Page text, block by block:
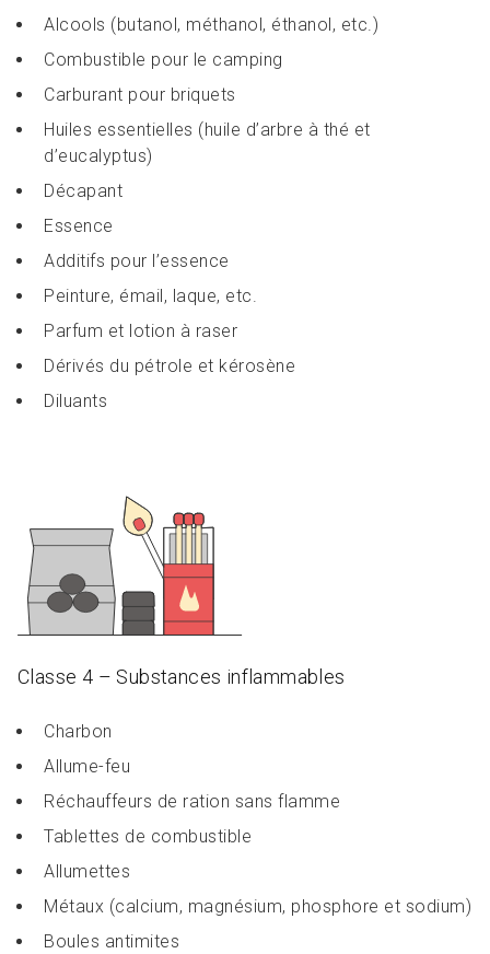
Alcools (butanol, méthanol, éthanol, etc.)
Combustible pour le camping
Carburant pour briquets
Huiles essentielles (huile d’arbre à thé et
d’eucalyptus)
Décapant
Essence
Additifs pour l’essence
Peinture, émail, laque, etc.
Parfum et lotion à raser
Dérivés du pétrole et kérosène
Diluants
Classe 4 – Substances inflammables
Charbon
Allume-feu
Réchauffeurs de ration sans flamme
Tablettes de combustible
Allumettes
Métaux (calcium, magnésium, phosphore et sodium)
Boules antimites